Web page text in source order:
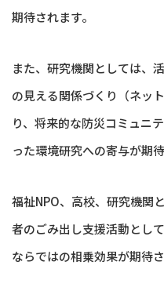
期待されます。
また、研究機関としては、
の見える関係づくり（ネッ
り、将来的な防災コミュニ
った環境研究への寄与が期待
福祉NPO、高校、研究機関
者のごみ出し支援活動とし
ならではの相乗効果が期待さ